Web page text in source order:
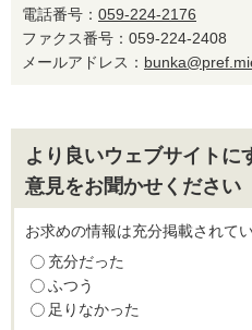
電話番号： 059-224-2176
ファクス番号：059-224-2408
メールアドレス：
より良いウェブサイトに
意見をお聞かせください
お求めの情報は充分掲載されて
充分だった
ふつう
足りなかった